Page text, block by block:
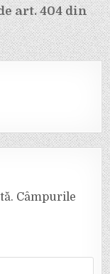
art. 404 din
Câmpurile